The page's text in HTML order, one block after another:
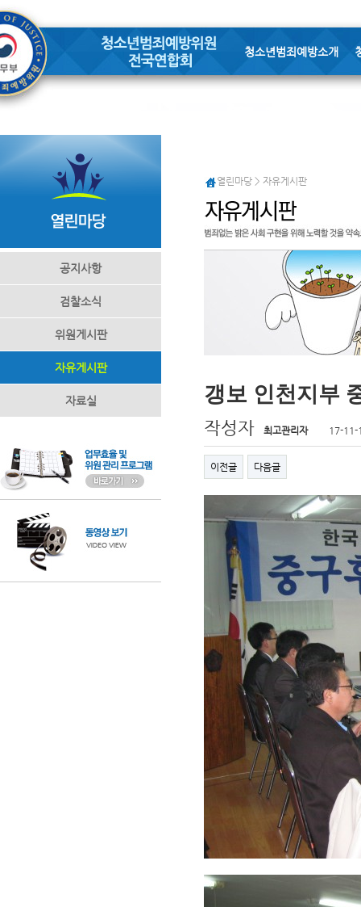
청소년범죄예방소개
공지사항
검찰소식
위원게시판
자유게시판
자료실
열린마당 > 자유게시판
갱보 인천지부
작성자 최고관리자 17-11-
이전글 다음글